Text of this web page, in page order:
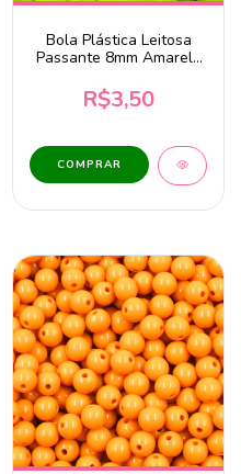
Bola Plástica Leitosa
Passante 8mm Amarelo
R$3,50